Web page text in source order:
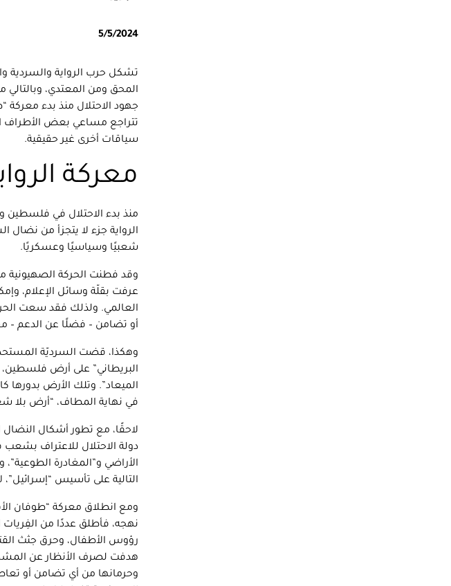
5/5/2024
تشكل حرب الرواية والسردية
المحق ومن المعتدي،
جهود الاحتلال منذ بدء معركة
تتراجع مساعي بعض الأطراف
سياقات أخرى غير حقيقية.
معركة
الرواية جزء لا يتجزأ من
شعبيًا وسياسيًا وعسكريًا.
وقد فطنت الحركة الصهيونية
عرفت بقلّة وسائل الإعلام،
العالمي. ولذلك فقد سعت
أو تضامن – فضلًا عن الدعم –
وهكذا، قضت السرديّة
البريطاني” على أرض فلسطين،
الميعاد”. وتلك الأرض بدورها
في نهاية المطاف، “أرض
لاحقًا، مع تطور أشكال
دولة الاحتلال للاعتراف
الأراضي و”المغادرة
التالية على تأسيس
ومع انطلاق معركة “طوفان
نهجه، فأطلق عددًا من الفِريات
رؤوس الأطفال، وحرق جثث
هدفت لصرف الأنظار عن
وحرمانها من أي تضامن أو